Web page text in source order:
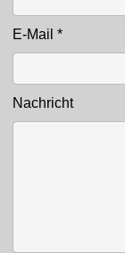
E-Mail *
Nachricht